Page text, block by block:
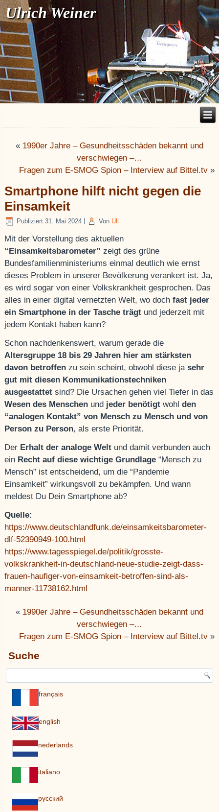
Ulrich Weiner
« 1990er Jahre – Gesundheitsschäden bekannt und
verschwiegen –…
Fragen zum E-SMOG Spion – Interview auf Bittel.tv»
Smartphone hilft nicht gegen die
Einsamkeit
Publiziert 31. Mai 2024 Von Uli
Mit der Vorstellung des aktuellen
“Einsamkeitsbarometer” zeigt des grüne
Bundesfamilienministeriums einmal deutlich wie ernst
dieses Problem in unserer Bevölkerung verankert ist. Ja,
es wird sogar von einer Volkskrankheit gesprochen. Das
alles in einer digital vernetzten Welt, wo dochfast jeder
ein Smartphone in der Tasche trägt und jederzeit mit
jedem Kontakt haben kann?
Schon nachdenkenswert, warum gerade die
Altersgruppe 18 bis 29 Jahren hier am stärksten
davon betroffen zu sein scheint, obwohl diese jasehr
gut mit diesen Kommunikationstechniken
ausgestattet sind? Die Ursachen gehen viel Tiefer in das
Wesen des Menschen und jeder benötigt wohlden
“analogen Kontakt” von Mensch zu Mensch und von
Person zu Person, als erste Priorität.
Der Erhalt der analoge Welt und damit verbunden auch
ein Recht auf diese wichtige Grundlage “Mensch zu
Mensch” ist entscheidend, um die “Pandemie
Einsamkeit” wirkungsvoll zu bekämpfen. Und wann
meldest Du Dein Smartphone ab?
Quelle:
https://www.deutschlandfunk.de/einsamkeitsbarometer-
dlf-52390949-100.html
https://www.tagesspiegel.de/politik/grosste-
volkskrankheit-in-deutschland-neue-studie-zeigt-dass-
frauen-haufiger-von-einsamkeit-betroffen-sind-als-
manner-11738162.html
« 1990er Jahre – Gesundheitsschäden bekannt und
verschwiegen –…
Fragen zum E-SMOG Spion – Interview auf Bittel.tv»
Suche
français
english
nederlands
italiano
pусский